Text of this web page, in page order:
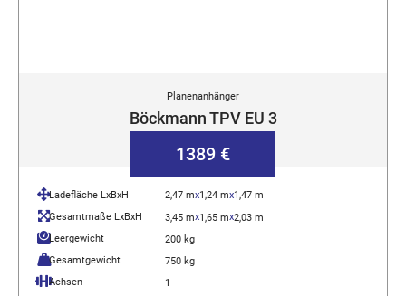
Planenanhänger
Böckmann TPV EU 3
1389 €
Ladefläche LxBxH 2,47 mx1,24 mx1,47 m
Gesamtmaße LxBxH
3,45 mx1,65 mx2,03 m
Leergewicht
200 kg
Gesamtgewicht
750 kg
Achsen
1